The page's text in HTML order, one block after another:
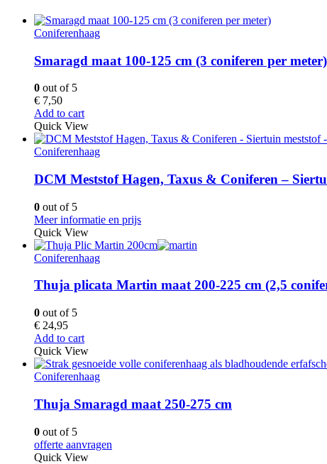
Coniferenhaag
Smaragd maat 100-125 cm (3 coniferen per meter)
0 out of 5
€ 7,50
Add to cart
Quick View
Coniferenhaag
DCM Meststof Hagen, Taxus & Coniferen –
0 out of 5
Meer informatie en prijs
Quick View
Coniferenhaag
Thuja plicata Martin maat 200-225 cm (2,5
0 out of 5
€ 24,95
Add to cart
Quick View
Coniferenhaag
Thuja Smaragd maat 250-275 cm
0 out of 5
offerte aanvragen
Quick View